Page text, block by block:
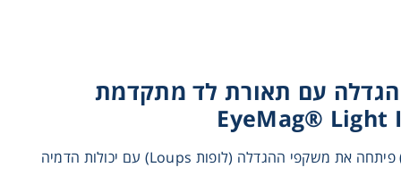
עם תאורת לד מתקדמת
EyeMag® Light
צייס (ZEISS) פיתחה את משקפי ההגדלה (לופות Loups) עם יכולות הדמיה